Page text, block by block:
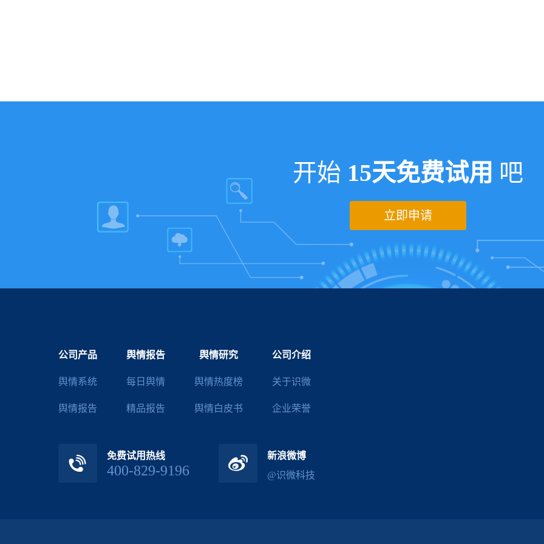
开始 15天免费试用 吧
立即申请
公司产品
舆情系统
舆情报告
舆情报告
每日舆情
精品报告
舆情研究
舆情热度榜
舆情白皮书
公司介绍
关于识微
企业荣誉
免费试用热线
400-829-9196
新浪微博
@识微科技